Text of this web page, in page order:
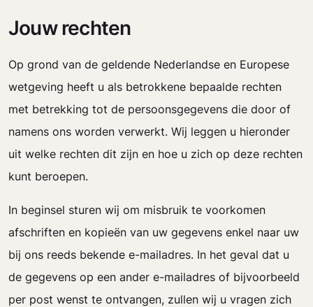
Jouw rechten
Op grond van de geldende Nederlandse en Europese
wetgeving heeft u als betrokkene bepaalde rechten
met betrekking tot de persoonsgegevens die door of
namens ons worden verwerkt. Wij leggen u hieronder
uit welke rechten dit zijn en hoe u zich op deze rechten
kunt beroepen.
In beginsel sturen wij om misbruik te voorkomen
afschriften en kopieën van uw gegevens enkel naar uw
bij ons reeds bekende e-mailadres. In het geval dat u
de gegevens op een ander e-mailadres of bijvoorbeeld
per post wenst te ontvangen, zullen wij u vragen zich